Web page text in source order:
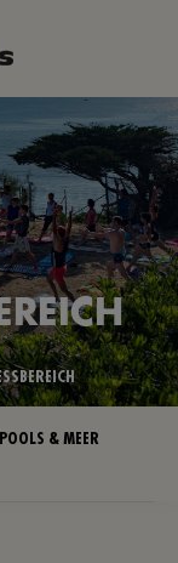
POOLS & MEER